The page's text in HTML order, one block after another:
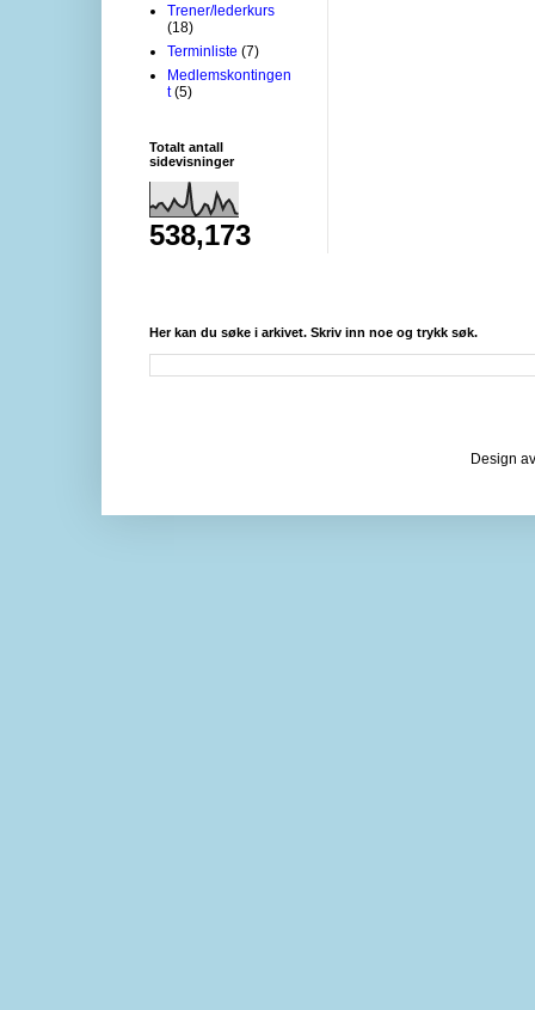
Trener/lederkurs
(18)
Terminliste (7)
Medlemskontingen
t (5)
Totalt antall
sidevisninger
538,173
Her kan du søke i arkivet. Skriv inn noe og trykk søk.
Design